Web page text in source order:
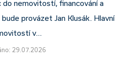
nemovitostí, financování a
provázet Jan Klusák. Hlavní
v…
29.07.2026